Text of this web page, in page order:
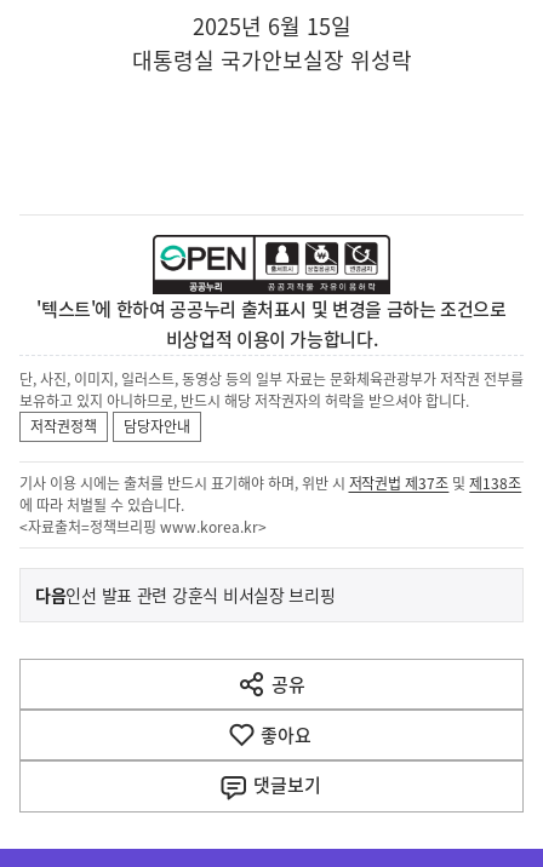
2025년 6월 15일
대통령실 국가안보실장 위성락
'텍스트'에 한하여 공공누리 출처표시 및 변경을 금하는 조건으로
비상업적 이용이 가능합니다.
단, 사진, 이미지, 일러스트, 동영상 등의 일부 자료는 문화체육관광부가 저작권 전부를
보유하고 있지 아니하므로, 반드시 해당 저작권자의 허락을 받으셔야 합니다.
저작권정책
담당자안내
기사 이용 시에는 출처를 반드시 표기해야 하며, 위반 시 저작권법 제37조 및제138조
에 따라 처벌될 수 있습니다.
<자료출처=정책브리핑 www.korea.kr>
이
전
다
음
다음기
사
인선 발표 관련 강훈식 비서실장 브리핑
공유
열
기
좋아요
댓글보기